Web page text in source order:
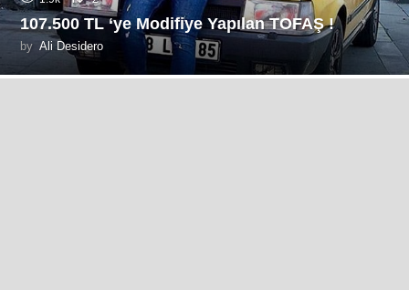
107.500 TL ‘ye Modifiye Yapılan TOFAŞ !
by Ali Desidero